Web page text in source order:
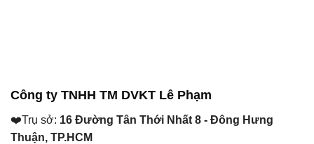
Nào?
Chọn
Nào
Lắp?
Công ty TNHH TM DVKT Lê Phạm
❤️Trụ sở: 16 Đường Tân Thới Nhất 8 - Đông Hưng
Thuận, TP.HCM